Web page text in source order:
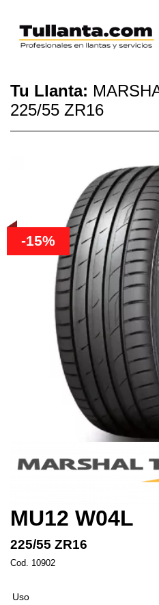
Tu Llanta:
225/55 ZR16
-15%
MU12 W04L
225/55 ZR16
Cod. 10902
Uso